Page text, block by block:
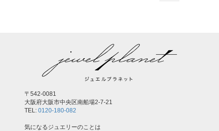
〒542-0081
大阪府大阪市中央区南船場2-7-21
TEL: 0120-180-082
気になるジュエリーのことは